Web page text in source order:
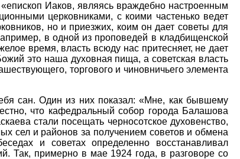
Иаков, являясь враждебно настроенным
церковниками, с коими частенько ведет
но и приезжих, коим он дает советы для
в одной из проповедей в кладбищенской
время, власть всюду нас притесняет, не дает
это наша духовная пища, а советская власть
торгового и чиновничьего элемента
сан. Один из них показал: «Мне, как бывшему
что кафедральный собор города Балашова
стали посещать черносотское духовенство,
сел и районов за получением советов и обмена
и советах определенно восстанавливал
Так, примерно в мае 1924 года, в разговоре со